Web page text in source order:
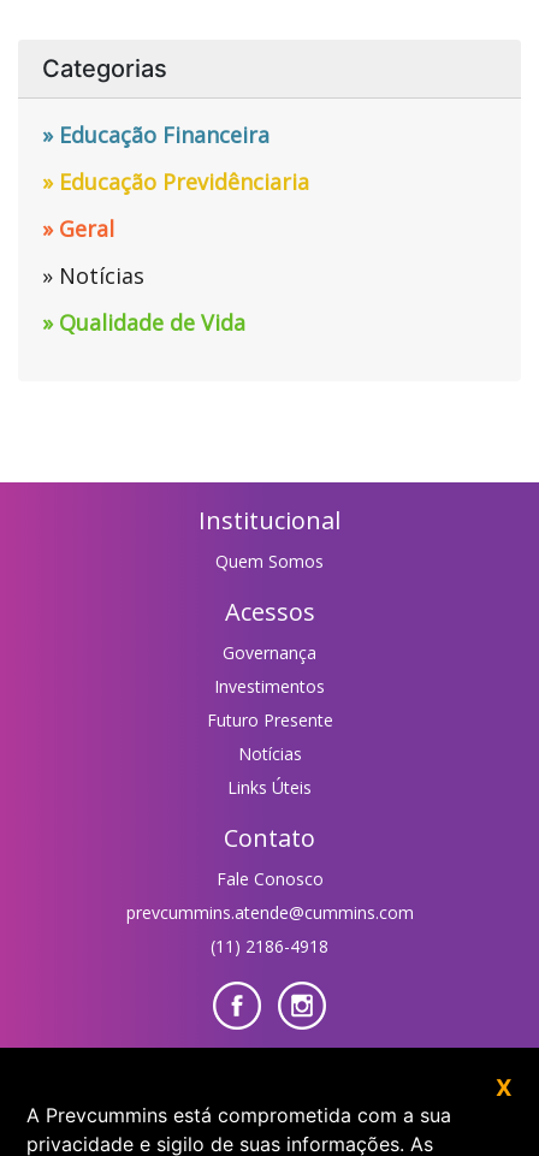
Categorias
» Educação Financeira
» Educação Previdênciaria
» Geral
» Notícias
» Qualidade de Vida
Institucional
Quem Somos
Acessos
Governança
Investimentos
Futuro Presente
Notícias
Links Úteis
Contato
Fale Conosco
prevcummins.atende@cummins.com
(11) 2186-4918
X
A Prevcummins está comprometida com a sua
privacidade e sigilo de suas informações. As